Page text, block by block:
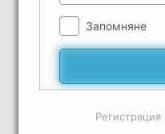
Запомняне
Регистрация|